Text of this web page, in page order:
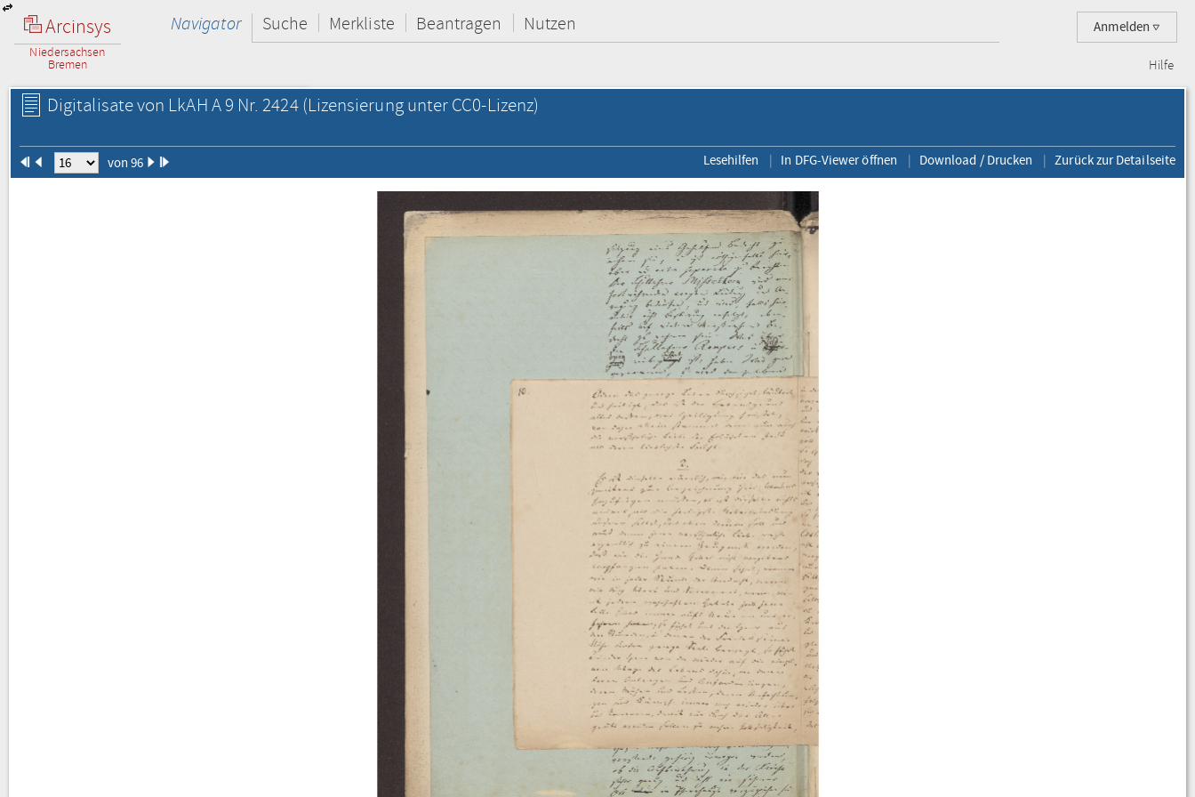
Arcinsys
Niedersachsen
Bremen
Anmelden
Navigator Suche Merkliste Beantragen Nutzen
Hilfe
Digitalisate von LkAH A 9 Nr. 2424(Lizensierung unter CC0-Lizenz)
von 96 Lesehilfen In DFG-Viewer öffnen Download / Drucken Zurück zur Detailseite